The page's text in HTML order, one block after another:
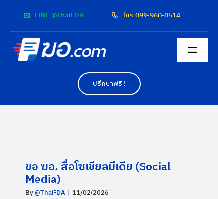
content
LINE @ThaiFDA โทร 099-960-0514
สื่อโฆษณา
ค่าบริการ
ติดต่อเรา
ปรึกษาฟรี !
ขอ ฆอ. สื่อโซเชียลมีเดีย (Social
Media)
By@ThaiFDA | 11/02/2026